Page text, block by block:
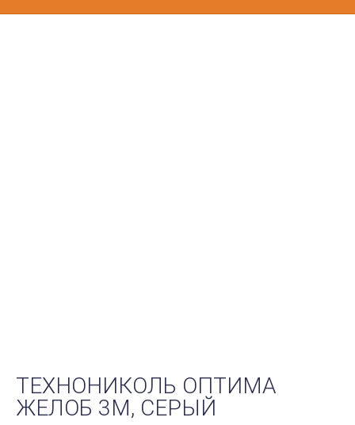
ТЕХНОНИКОЛЬ ОПТИМА
ЖЕЛОБ 3М, СЕРЫЙ